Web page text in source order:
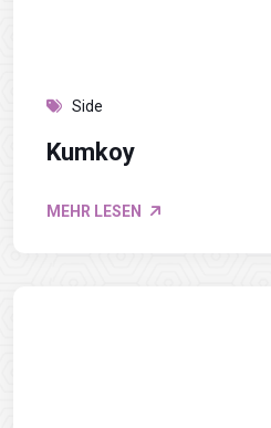
Side
Kumkoy
MEHR LESEN